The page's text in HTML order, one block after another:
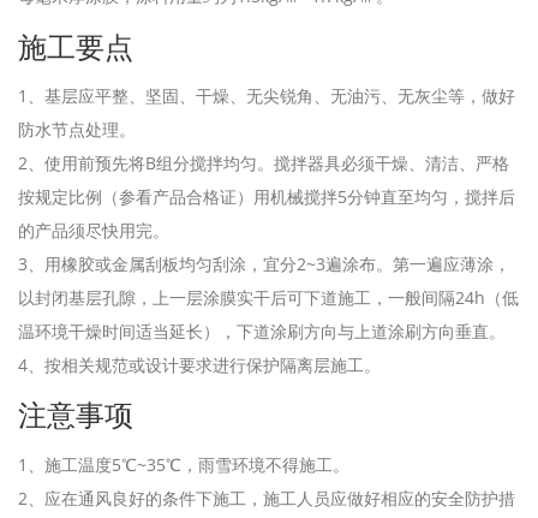
施工要点
1、基层应平整、坚固、干燥、无尖锐角、无油污、无灰尘等，做好
防水节点处理。
2、使用前预先将B组分搅拌均匀。搅拌器具必须干燥、清洁、严格
按规定比例（参看产品合格证）用机械搅拌5分钟直至均匀，搅拌后
的产品须尽快用完。
3、用橡胶或金属刮板均匀刮涂，宜分2~3遍涂布。第一遍应薄涂，
以封闭基层孔隙，上一层涂膜实干后可下道施工，一般间隔24h（低
温环境干燥时间适当延长），下道涂刷方向与上道涂刷方向垂直。
4、按相关规范或设计要求进行保护隔离层施工。
注意事项
1、施工温度5℃~35℃，雨雪环境不得施工。
2、应在通风良好的条件下施工，施工人员应做好相应的安全防护措